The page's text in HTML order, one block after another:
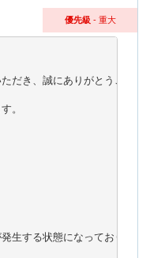
優先級 - 重大
だき、誠にありがとうござい
。
生する状態になっております